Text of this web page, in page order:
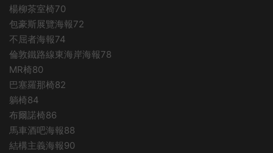
楊柳茶室椅70
包豪斯展覽海報72
不屈者海報74
倫敦鐵路線東海岸海報78
MR椅80
巴塞羅那椅82
躺椅84
布爾諾椅86
馬車酒吧海報88
結構主義海報90